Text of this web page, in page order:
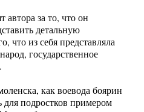
автора за то, что он
детальную
что из себя представляла
государственное
как воевода боярин
подростков примером